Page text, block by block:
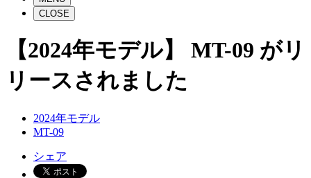
CLOSE
【2024年モデル】 MT-09 がリ
リースされました
2024年モデル
MT-09
シェア